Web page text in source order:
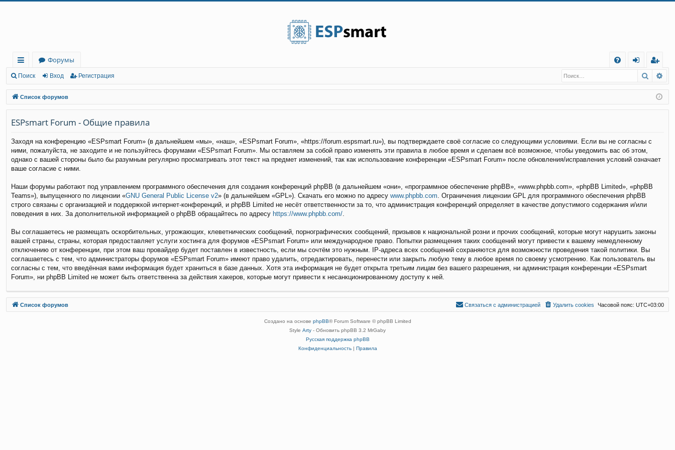
с
ы
лк
и
Форумы
Q
д
г
ис
тр
Поиск Вход Регистрация Поиск
Список форумов
ESPsmart Forum - Общие правила
Заходя на конференцию «ESPsmart Forum» (в дальнейшем «мы», «наш», «ESPsmart Forum», «https://forum.espsmart.ru»), вы подтверждаете своё согласие со следующими условиями. Если вы не согласны с
ними, пожалуйста, не заходите и не пользуйтесь форумами «ESPsmart Forum». Мы оставляем за собой право изменять эти правила в любое время и сделаем всё возможное, чтобы уведомить вас об этом,
однако с вашей стороны было бы разумным регулярно просматривать этот текст на предмет изменений, так как использование конференции «ESPsmart Forum» после обновления/исправления условий означает
ваше согласие с ними.
Наши форумы работают под управлением программного обеспечения для создания конференций phpBB (в дальнейшем «они», «программное обеспечение phpBB», «www.phpbb.com», «phpBB Limited», «phpBB
Teams»), выпущенного по лицензии «GNU General Public License v2» (в дальнейшем «GPL»). Скачать его можно по адресу www.phpbb.com . Ограничения лицензии GPL для программного обеспечения phpBB
строго связаны с организацией и поддержкой интернет-конференций, и phpBB Limited не несёт ответственности за то, что администрация конференций определяет в качестве допустимого содержания и/или
поведения в них. За дополнительной информацией о phpBB обращайтесь по адресу https://www.phpbb.com/
Вы соглашаетесь не размещать оскорбительных, угрожающих, клеветнических сообщений, порнографических сообщений, призывов к национальной розни и прочих сообщений, которые могут нарушить законы
вашей страны, страны, которая предоставляет услуги хостинга для форумов «ESPsmart Forum» или международное право. Попытки размещения таких сообщений могут привести к вашему немедленному
отключению от конференции, при этом ваш провайдер будет поставлен в известность, если мы сочтём это нужным. IP-адреса всех сообщений сохраняются для возможности проведения такой политики. Вы
соглашаетесь с тем, что администраторы форумов «ESPsmart Forum» имеют право удалить, отредактировать, перенести или закрыть любую тему в любое время по своему усмотрению. Как пользователь вы
согласны с тем, что введённая вами информация будет храниться в базе данных. Хотя эта информация не будет открыта третьим лицам без вашего разрешения, ни администрация конференции «ESPsmart
Forum», ни phpBB Limited не может быть ответственна за действия хакеров, которые могут привести к несанкционированному доступу к ней.
Список форумов Часовой пояс: UTC+03:00
Удалить cookies
Связаться с
Связаться с администрацией
Создано на основе phpBB® Forum Software © phpBB Limited
Style Arty - Обновить phpBB 3.2 MrGaby
Русская поддержка phpBB
Конфиденциальность| Правила